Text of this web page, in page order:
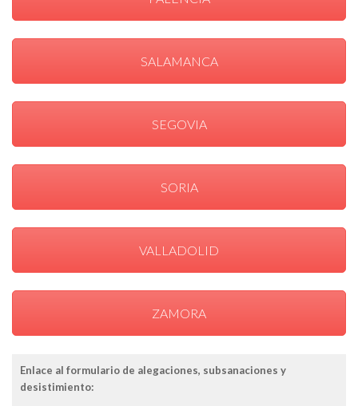
SALAMANCA
SEGOVIA
SORIA
VALLADOLID
ZAMORA
Enlace al formulario de alegaciones, subsanaciones y
desistimiento: